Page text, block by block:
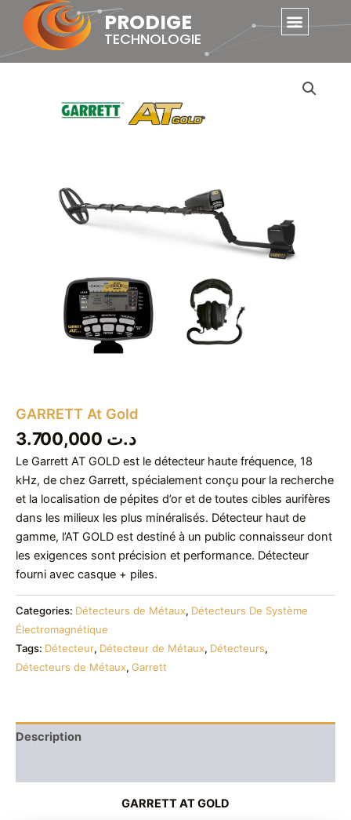
content
PRODIGE
TECHNOLOGIE
GARRETT At Gold
د.ت
Le Garrett AT GOLD est le détecteur haute fréquence, 18
kHz, de chez Garrett, spécialement conçu pour la recherche
et la localisation de pépites d’or et de toutes cibles aurifères
dans les milieux les plus minéralisés. Détecteur haut de
gamme, l’AT GOLD est destiné à un public connaisseur dont
les exigences sont précision et performance. Détecteur
fourni avec casque + piles.
Categories: Détecteurs de Métaux, Détecteurs De Système
Électromagnétique
Tags: Détecteur, Détecteur de Métaux, Détecteurs,
Détecteurs de Métaux, Garrett
Description
GARRETT AT GOLD